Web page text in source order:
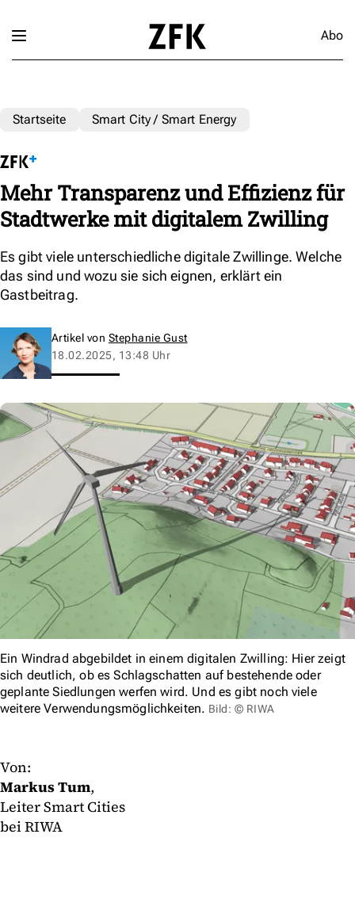
Abo
Startseite Smart City / Smart Energy
Mehr Transparenz und Effizienz für
Stadtwerke mit digitalem Zwilling
Es gibt viele unterschiedliche digitale Zwillinge. Welche
das sind und wozu sie sich eignen, erklärt ein
Gastbeitrag.
Artikel von Stephanie Gust
18.02.2025, 13:48 Uhr
Ein Windrad abgebildet in einem digitalen Zwilling: Hier zeigt
sich deutlich, ob es Schlagschatten auf bestehende oder
geplante Siedlungen werfen wird. Und es gibt noch viele
weitere Verwendungsmöglichkeiten. Bild: © RIWA
Von:
Markus Tum,
Leiter Smart Cities
bei RIWA